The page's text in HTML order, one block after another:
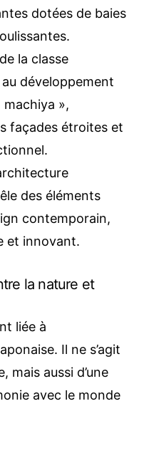
dotées de baies
la classe
développement
machiya »,
façades étroites et
des éléments
contemporain,
et innovant.
la nature et
liée à
Il ne s’agit
mais aussi d’une
avec le monde